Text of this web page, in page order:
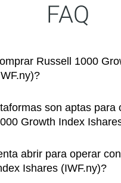
FAQ
Russell 1000
son aptas para
Growth Index
abrir para operar
Ishares (IWF.ny)?